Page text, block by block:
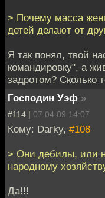
> Почему масса
детей делают от
Я так понял, твой
командировку", а
задротом? Сколько
Господин Уэф »
#114 | 07.04.09 14:07
Кому: Darky, #108
> Они дебилы, или
народному
Да!!!